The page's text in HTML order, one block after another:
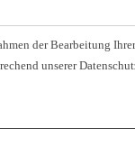
der Bearbeitung
unserer